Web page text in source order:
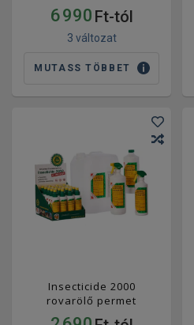
6 990 Ft-tól
3 változat
MUTASS TÖBBET
Insecticide 2000
rovarölő permet